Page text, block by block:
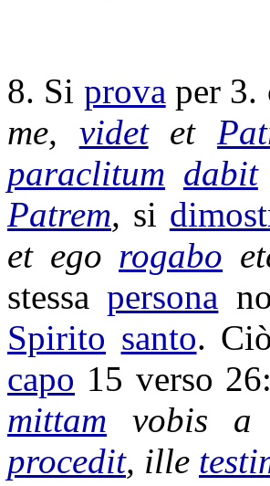
8. Si prova per
me, videtet
paraclitum dabit
Patrem, si
et ego rogabo
stessapersona
Spirito santo. Ciò
capo 15 verso 26:
mittam vobis
procedit, ille